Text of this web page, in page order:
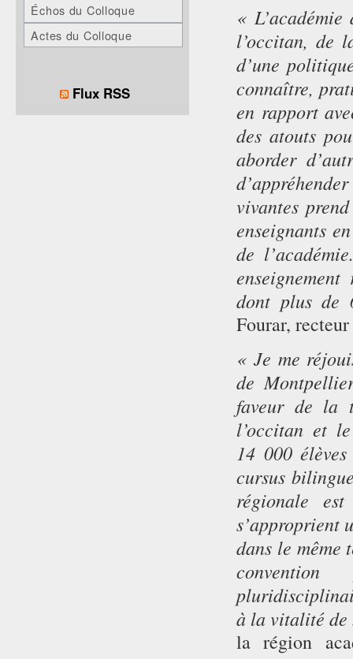
« L’académie
l’occitan, de
d’une
connaître,
en rapport
des atouts
aborder
vivantes
enseignants
de
dont plus de
Fourar,
« Je me
de
faveur de la
l’occitan et
14 000
cursus
régionale
s’approprient
dans le même
à la vitalité
la région
Échos du Colloque
Actes du Colloque
Flux RSS